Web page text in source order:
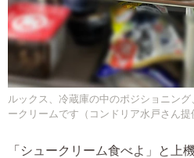
ルックス、冷蔵庫の中のポジショニン
ークリームです（コンドリア水戸さん提
「シュークリーム食べよ」と上